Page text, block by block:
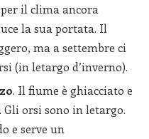
per il clima ancora
la sua portata. Il
ma a settembre ci
(in letargo d’inverno).
. Il fiume è ghiacciato e
orsi sono in letargo.
e serve un